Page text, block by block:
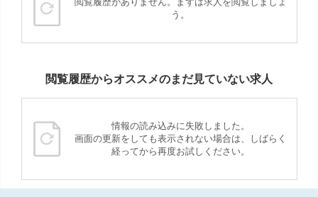
う。
閲覧履歴からオススメのまだ見ていない求人
情報の読み込みに失敗しました。
画面の更新をしても表示されない場合は、しばらく
経ってから再度お試しください。